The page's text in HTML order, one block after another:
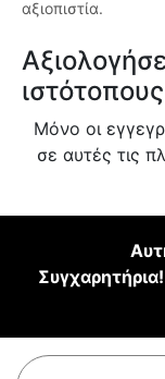
αξιοπιστία.
ιστότοπους
Μόνο οι
σε αυτές τις
Συγχαρητήρια!